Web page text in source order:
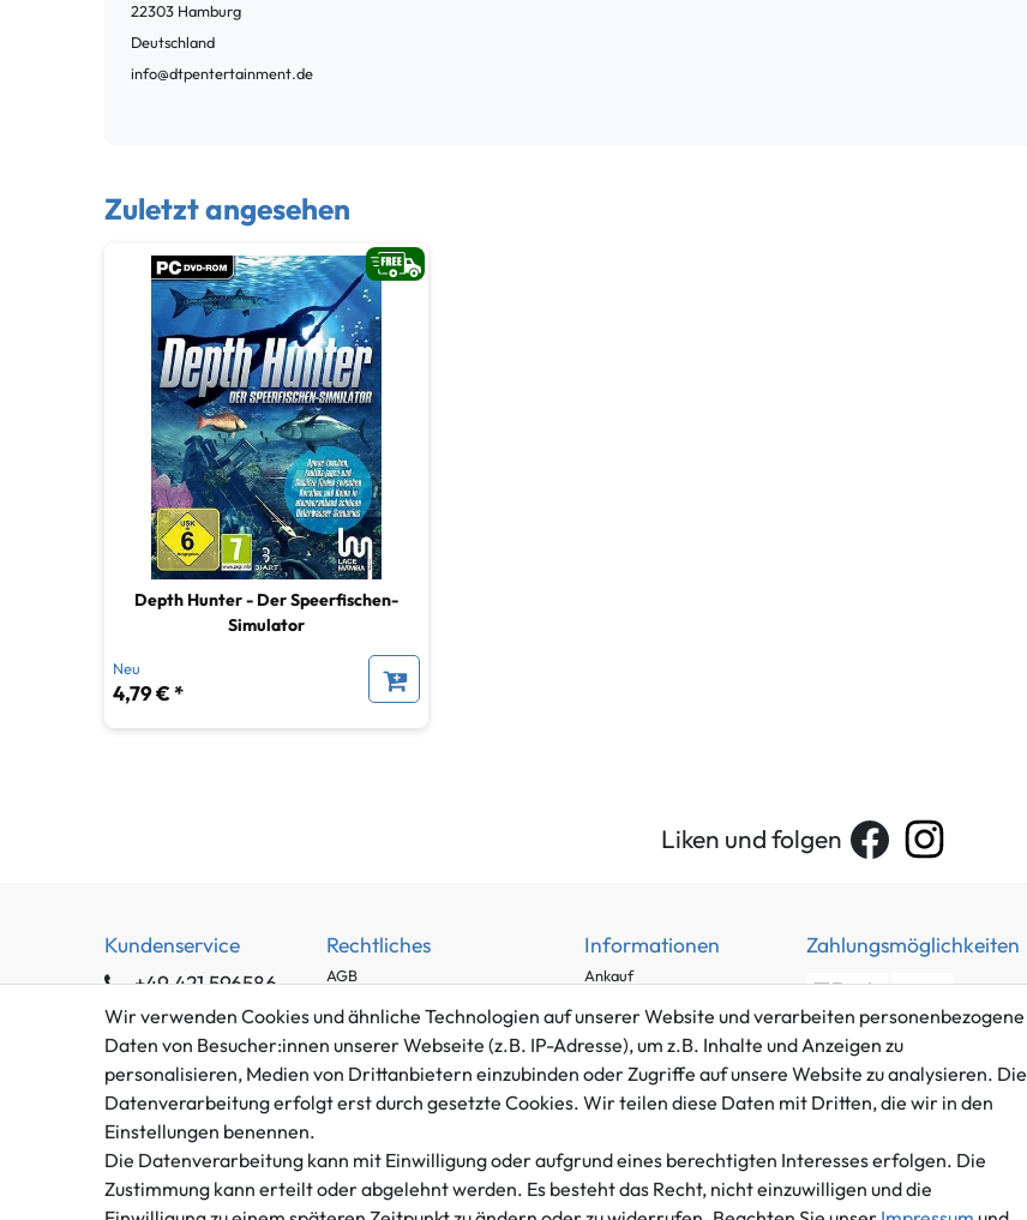
22303 Hamburg
Deutschland
info@dtpentertainment.de
Zuletzt angesehen
Depth Hunter - Der Speerfischen-
Simulator
Neu
4,79 € *
Liken und folgen
Kundenservice
+49 421 596586
Mo. - Fr. 9 - 16 Uhr
info@gameworld.de
Kontaktformular
Rechtliches
AGB
Impressum
Datenschutzerklärung
Barrierefreiheitserklärung
Widerrufs­recht
Informationen
Ankauf
Häufig gestellte Fragen
Zahlung und Versand
Batterieentsorgung
Zahlungsmöglichkeiten
Mitglied im Händlerbund
Wir verwenden Cookies und ähnliche Technologien auf unserer Website und verarbeiten personenbezogene
Daten von Besucher:innen unserer Webseite (z.B. IP-Adresse), um z.B. Inhalte und Anzeigen zu
personalisieren, Medien von Drittanbietern einzubinden oder Zugriffe auf unsere Website zu analysieren. Die
Datenverarbeitung erfolgt erst durch gesetzte Cookies. Wir teilen diese Daten mit Dritten, die wir in den
Einstellungen benennen.
Die Datenverarbeitung kann mit Einwilligung oder aufgrund eines berechtigten Interesses erfolgen. Die
Zustimmung kann erteilt oder abgelehnt werden. Es besteht das Recht, nicht einzuwilligen und die